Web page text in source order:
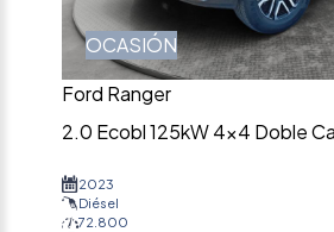
OCASIÓN
Ford Ranger
2.0 Ecobl 125kW 4×4 Doble
2023
Diésel
72.800